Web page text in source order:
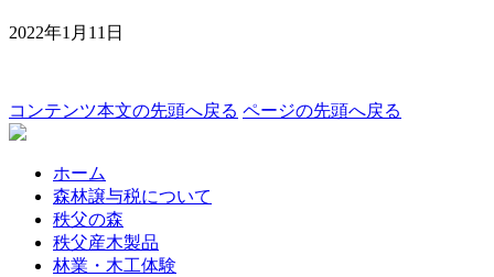
2022年1月11日
コンテンツ本文の先頭へ戻る ページの先頭へ戻る
ホーム
森林譲与税について
秩父の森
秩父産木製品
林業・木工体験